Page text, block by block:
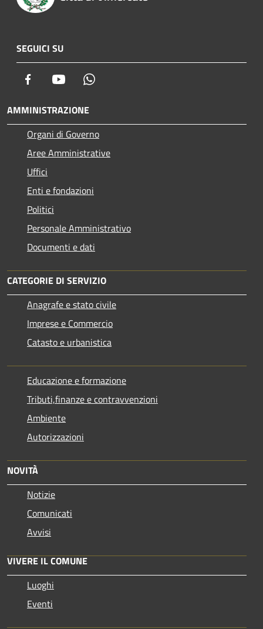
SEGUICI SU
Facebook Youtube
AMMINISTRAZIONE
Organi di Governo
Aree Amministrative
Uffici
Enti e fondazioni
Politici
Personale Amministrativo
Documenti e dati
CATEGORIE DI SERVIZIO
Anagrafe e stato civile
Imprese e Commercio
Catasto e urbanistica
Educazione e formazione
Tributi,finanze e contravvenzioni
Ambiente
Autorizzazioni
NOVITÀ
Notizie
Comunicati
Avvisi
VIVERE IL COMUNE
Luoghi
Eventi